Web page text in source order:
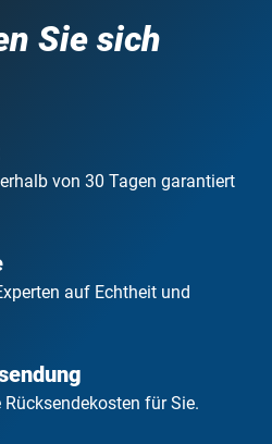
Sie sich
von 30 Tagen garantiert
auf Echtheit und
für Sie.